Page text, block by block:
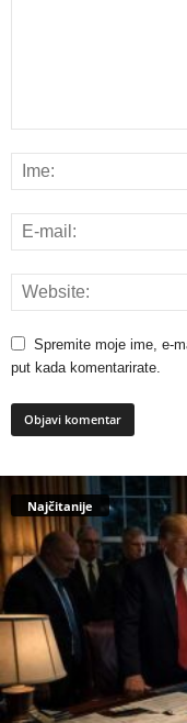
Spremite moje ime, e-
put kada komentarirate.
Najčitanije